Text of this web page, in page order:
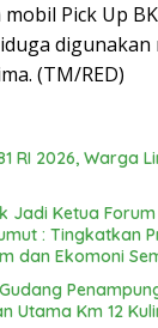
Pick Up
(TM/RED)
RI 2026, Warga
Jadi Ketua
: Tingkatkan
dan Ekomoni
Utama Km 12